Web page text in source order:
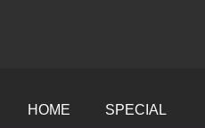
HOME SPECIAL